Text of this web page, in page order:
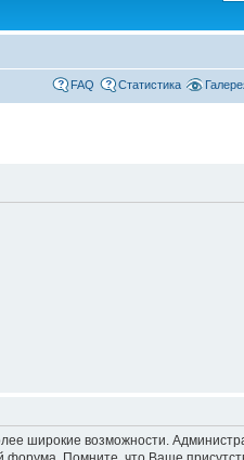
FAQ Статистика
широкие возможности.